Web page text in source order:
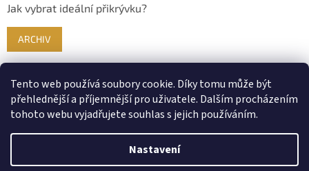
Tento web používá soubory cookie. Díky tomu může být
přehlednější a příjemnější pro uživatele. Dalším procházením
tohoto webu vyjadřujete souhlas s jejich používáním.
Nastavení
Jak vybrat ideální přikrývku?
ARCHIV
Vytvořil Shoptet